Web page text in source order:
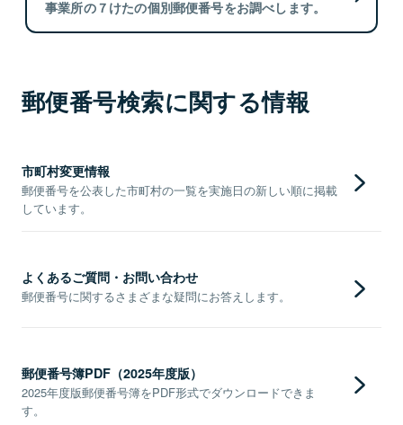
事業所の７けたの個別郵便番号をお調べします。
郵便番号検索に関する情報
市町村変更情報
郵便番号を公表した市町村の一覧を実施日の新しい順に掲載
しています。
よくあるご質問・お問い合わせ
郵便番号に関するさまざまな疑問にお答えします。
郵便番号簿PDF（2025年度版）
2025年度版郵便番号簿をPDF形式でダウンロードできま
す。